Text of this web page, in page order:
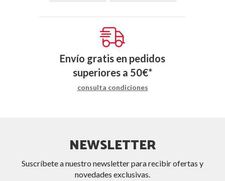
Envío gratis en pedidos
superiores a 50€*
consulta condiciones
NEWSLETTER
Suscríbete a nuestro newsletter para recibir ofertas y
novedades exclusivas.